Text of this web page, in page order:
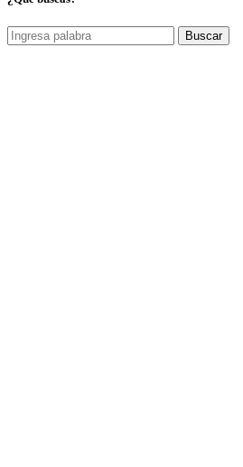
Buscar